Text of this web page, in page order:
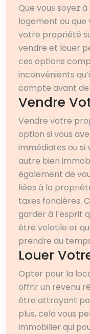
Que vous soyez
logement ou que
votre propriété
vendre et louer
ces options
inconvénients
compte avant de
Vendre
Vendre votre
option si vous
immédiates ou si
autre bien
également de
liées à la
taxes foncières.
garder à l’esprit
être volatile et
prendre du
Louer
Opter pour la
offrir un revenu
être attrayant
plus, cela vous
immobilier qui